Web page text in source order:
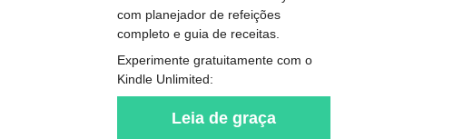
com planejador de refeições
completo e guia de receitas.
Experimente gratuitamente com o
Kindle Unlimited:
Leia de graça